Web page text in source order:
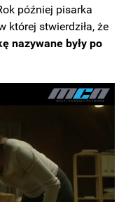
później pisarka
której stwierdziła, że
nazywane były po